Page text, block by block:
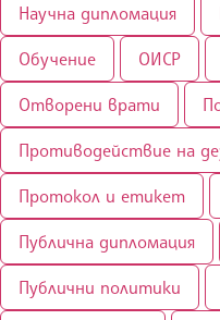
Научна дипломация
Обучение ОИСР
Отворени врати
Противодействие на
Протокол и етикет
Публична дипломация
Публични политики